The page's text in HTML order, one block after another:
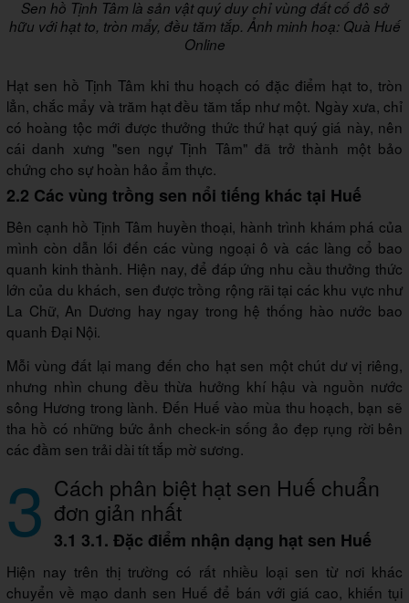
Sen hồ Tịnh Tâm là sản vật quý duy chỉ vùng đất cố đô sở
hữu với hạt to, tròn mẩy, đều tăm tắp. Ảnh minh hoạ: Quà Huế
Online
Hạt sen hồ Tịnh Tâm khi thu hoạch có đặc điểm hạt to, tròn
lẳn, chắc mẩy và trăm hạt đều tăm tắp như một. Ngày xưa, chỉ
có hoàng tộc mới được thưởng thức thứ hạt quý giá này, nên
cái danh xưng "sen ngự Tịnh Tâm" đã trở thành một bảo
chứng cho sự hoàn hảo ẩm thực.
2.2 Các vùng trồng sen nổi tiếng khác tại Huế
Bên cạnh hồ Tịnh Tâm huyền thoại, hành trình khám phá của
mình còn dẫn lối đến các vùng ngoại ô và các làng cổ bao
quanh kinh thành. Hiện nay, để đáp ứng nhu cầu thưởng thức
lớn của du khách, sen được trồng rộng rãi tại các khu vực như
La Chữ, An Dương hay ngay trong hệ thống hào nước bao
quanh Đại Nội.
Mỗi vùng đất lại mang đến cho hạt sen một chút dư vị riêng,
nhưng nhìn chung đều thừa hưởng khí hậu và nguồn nước
sông Hương trong lành. Đến Huế vào mùa thu hoạch, bạn sẽ
tha hồ có những bức ảnh check-in sống ảo đẹp rụng rời bên
các đầm sen trải dài tít tắp mờ sương.
3 Cách phân biệt hạt sen Huế chuẩn
đơn giản nhất
3.1 3.1. Đặc điểm nhận dạng hạt sen Huế
Hiện nay trên thị trường có rất nhiều loại sen từ nơi khác
chuyển về mạo danh sen Huế để bán với giá cao, khiến tụi